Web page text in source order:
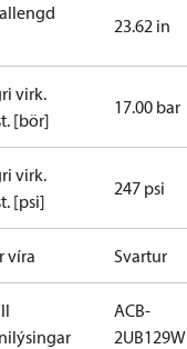
23.62 in
virk.
[bör]
17.00 bar
virk.
[psi]
247 psi
víra Svartur
ACB-
2UB129W